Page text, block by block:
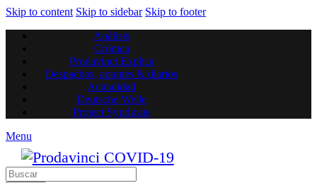
Skip to content Skip to sidebar Skip to footer
Análisis
Crónica
Prodavinci Explica
Despachos, apuntes & diarios
Actualidad
Deutsche Welle
Project Syndicate
Menu